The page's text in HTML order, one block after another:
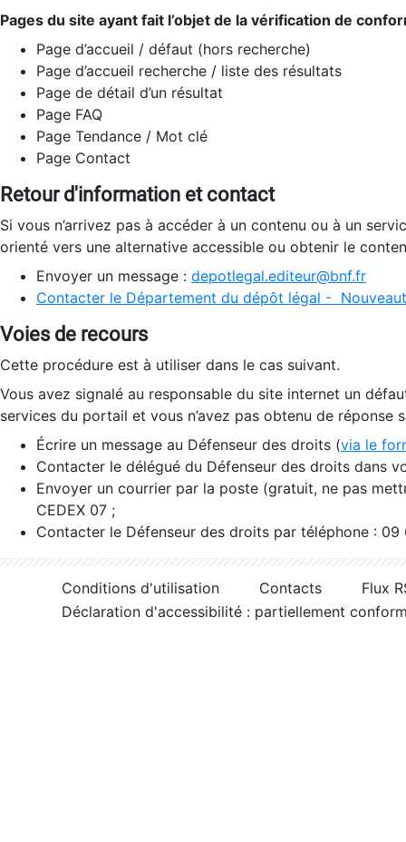
Pages du site ayant fait l’objet de la vérification de
Page d’accueil / défaut (hors recherche)
Page d’accueil recherche / liste des résultats
Page de détail d’un résultat
Page FAQ
Page Tendance / Mot clé
Page Contact
Retour d'information et contact
Si vous n’arrivez pas à accéder à un contenu ou à un
orienté vers une alternative accessible ou obtenir le
Envoyer un message : depotlegal.editeur@bnf.fr
Contacter le Département du dépôt légal -
Voies de recours
Cette procédure est à utiliser dans le cas suivant.
Vous avez signalé au responsable du site internet un
services du portail et vous n’avez pas obtenu de réponse
Écrire un message au Défenseur des droits (via le
Contacter le délégué du Défenseur des droits dans
Envoyer un courrier par la poste (gratuit, ne pas
CEDEX 07 ;
Contacter le Défenseur des droits par téléphone :
Conditions d'utilisation Contacts
Flux
Déclaration d'accessibilité : partiellement